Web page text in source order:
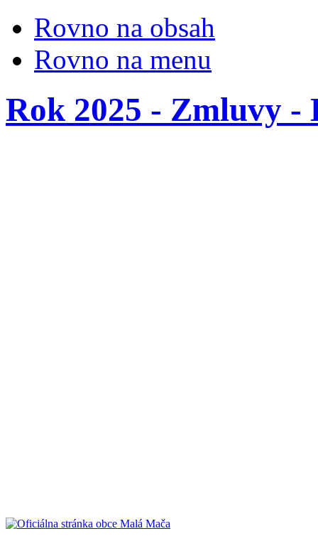
Rovno na obsah
Rovno na menu
Rok 2025 - Zmluvy -